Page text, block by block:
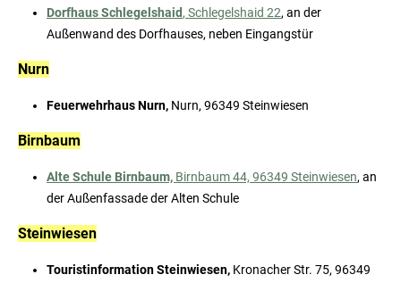
Dorfhaus Schlegelshaid , Schlegelshaid 22, an der
Außenwand des Dorfhauses, neben Eingangstür
Nurn
Feuerwehrhaus Nurn, Nurn, 96349 Steinwiesen
Birnbaum
Alte Schule Birnbaum, Birnbaum 44, 96349 Steinwiesen, an
der Außenfassade der Alten Schule
Steinwiesen
Touristinformation Steinwiesen, Kronacher Str. 75, 96349